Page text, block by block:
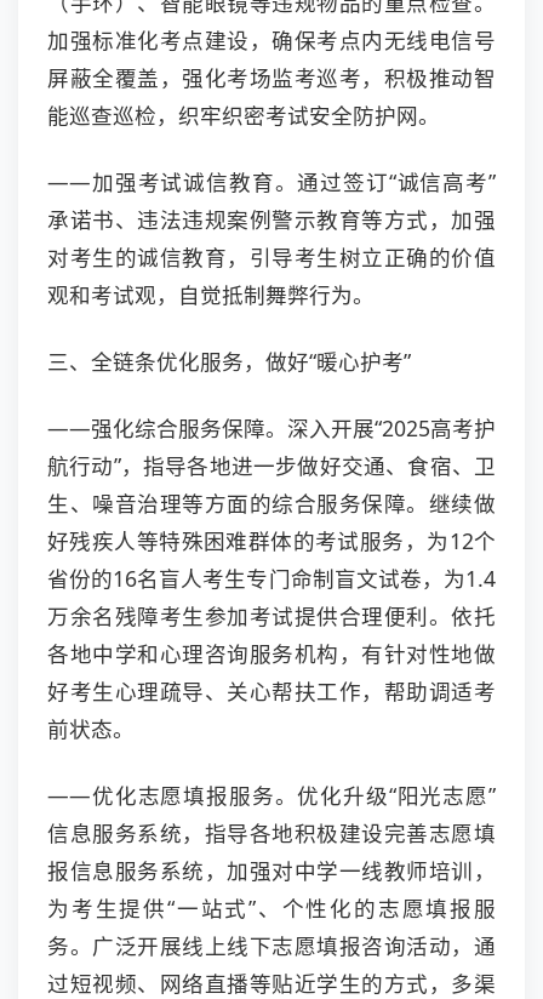
加强标准化考点建设，确保考点内无线电信号
屏蔽全覆盖，强化考场监考巡考，积极推动智
能巡查巡检，织牢织密考试安全防护网。
——加强考试诚信教育。通过签订“诚信高考”
承诺书、违法违规案例警示教育等方式，加强
对考生的诚信教育，引导考生树立正确的价值
观和考试观，自觉抵制舞弊行为。
三、全链条优化服务，做好“暖心护考”
——强化综合服务保障。深入开展“2025高考护
航行动”，指导各地进一步做好交通、食宿、卫
生、噪音治理等方面的综合服务保障。继续做
好残疾人等特殊困难群体的考试服务，为12个
省份的16名盲人考生专门命制盲文试卷，为1.4
万余名残障考生参加考试提供合理便利。依托
各地中学和心理咨询服务机构，有针对性地做
好考生心理疏导、关心帮扶工作，帮助调适考
前状态。
——优化志愿填报服务。优化升级“阳光志愿”
信息服务系统，指导各地积极建设完善志愿填
报信息服务系统，加强对中学一线教师培训，
为考生提供“一站式”、个性化的志愿填报服
务。广泛开展线上线下志愿填报咨询活动，通
过短视频、网络直播等贴近学生的方式，多渠